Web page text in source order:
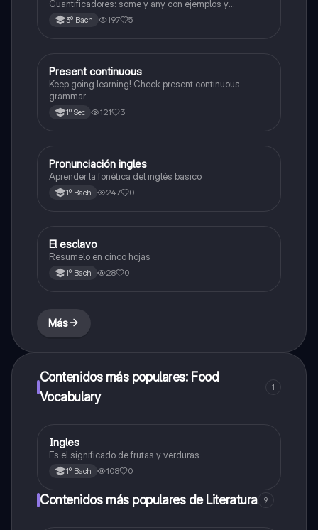
Cuantificadores: some y any con ejemplos y
particularidades. Adjetivos: posición en la oración y
ejemplos reales. Preposiciones de tiempo y lugar (in,
3º Bach 197 5
Inglés
Present continuous
Keep going learning! Check present continuous
grammar
1º Sec 121 3
Inglés
Pronunciación ingles
Aprender la fonética del inglés basico
1º Bach 247 0
Literatura
El esclavo
Resumelo en cinco hojas
1º Bach 28 0
Más
Contenidos más populares: Food
Vocabulary
1
Inglés
Ingles
Es el significado de frutas y verduras
1º Bach 108 0
Contenidos más populares de Literatura 9